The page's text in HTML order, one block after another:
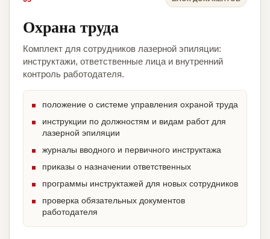
Охрана труда
Комплект для сотрудников лазерной эпиляции:
инструктажи, ответственные лица и внутренний
контроль работодателя.
положение о системе управления охраной труда
инструкции по должностям и видам работ для
лазерной эпиляции
журналы вводного и первичного инструктажа
приказы о назначении ответственных
программы инструктажей для новых сотрудников
проверка обязательных документов
работодателя